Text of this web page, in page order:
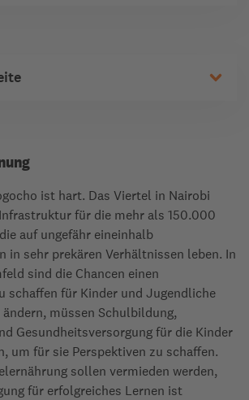
ist hart. Das Viertel in Nairobi
für die mehr als 150.000
auf ungefähr eineinhalb
in sehr prekären Verhältnissen leben. In
sind die Chancen einen
schaffen für Kinder und Jugendliche
müssen Schulbildung,
Gesundheitsversorgung für die Kinder
um für sie Perspektiven zu schaffen.
sollen vermieden werden,
für erfolgreiches Lernen ist